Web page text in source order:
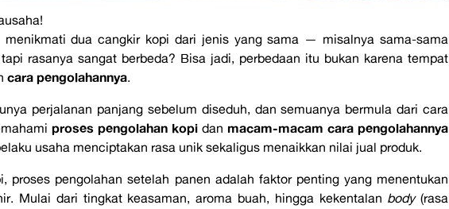
menikmati dua cangkir kopi dari jenis yang sama — misalnya sama-sama
rasanya sangat berbeda? Bisa jadi, perbedaan itu bukan karena tempat
cara pengolahannya.
perjalanan panjang sebelum diseduh, dan semuanya bermula dari cara
proses pengolahan kopi dan macam-macam cara pengolahannya
usaha menciptakan rasa unik sekaligus menaikkan nilai jual produk.
proses pengolahan setelah panen adalah faktor penting yang menentukan
Mulai dari tingkat keasaman, aroma buah, hingga kekentalan body(rasa